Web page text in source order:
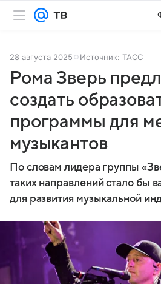
28 августа 2025 Источник: ТАСС
Рома Зверь
создать
программы для
музыкантов
По словам лидера группы
таких направлений стало бы
для развития музыкальной